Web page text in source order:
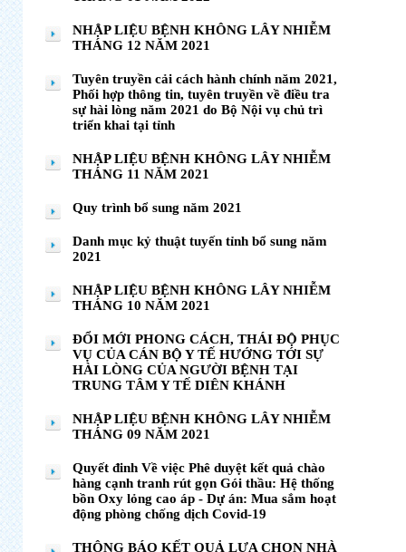
NHẬP LIỆU BỆNH KHÔNG LÂY NHIỄM
THÁNG 12 NĂM 2021
Tuyên truyền cải cách hành chính năm 2021,
Phối hợp thông tin, tuyên truyền về điều tra
sự hài lòng năm 2021 do Bộ Nội vụ chủ trì
triển khai tại tỉnh
NHẬP LIỆU BỆNH KHÔNG LÂY NHIỄM
THÁNG 11 NĂM 2021
Quy trình bổ sung năm 2021
Danh mục kỷ thuật tuyến tỉnh bổ sung năm
2021
NHẬP LIỆU BỆNH KHÔNG LÂY NHIỄM
THÁNG 10 NĂM 2021
ĐỔI MỚI PHONG CÁCH, THÁI ĐỘ PHỤC
VỤ CỦA CÁN BỘ Y TẾ HƯỚNG TỚI SỰ
HÀI LÒNG CỦA NGƯỜI BỆNH TẠI
TRUNG TÂM Y TẾ DIÊN KHÁNH
NHẬP LIỆU BỆNH KHÔNG LÂY NHIỄM
THÁNG 09 NĂM 2021
Quyết đinh Về việc Phê duyệt kết quả chào
hàng cạnh tranh rút gọn Gói thầu: Hệ thống
bồn Oxy lỏng cao áp - Dự án: Mua sắm hoạt
động phòng chống dịch Covid-19
THÔNG BÁO KẾT QUẢ LỰA CHỌN NHÀ